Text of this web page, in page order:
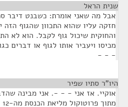
שנית הראל
אבל מה שאני אומרת: כשבנט דיבר
חזקה עליו שהוא התכוון שהגוף
והחוקית שיכול גוף לקבל. הוא לא
מכיסו ויעביר אותו לגוף או דברים
- - -
היו"ר סתיו שפיר
אוקיי. אז אני - - -. אני מבינה